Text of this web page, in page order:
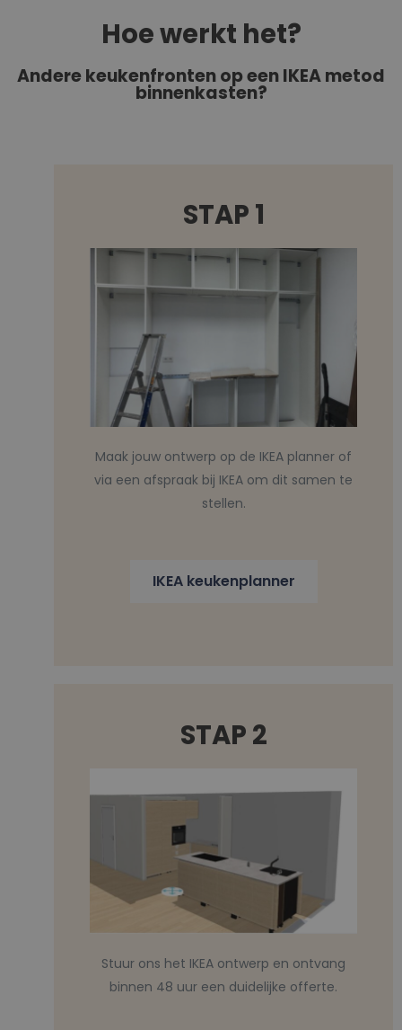
Hoe werkt het?
Andere keukenfronten op een IKEA metod
binnenkasten?
STAP 1
Maak jouw ontwerp op de IKEA planner of
via een afspraak bij IKEA om dit samen te
stellen.
IKEA keukenplanner
STAP 2
Stuur ons het IKEA ontwerp en ontvang
binnen 48 uur een duidelijke offerte.